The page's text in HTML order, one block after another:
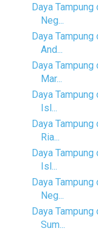
Daya
Neg...
Daya
And...
Daya
Mar...
Daya
Isl...
Daya
Ria...
Daya
Isl...
Daya
Neg...
Daya
Sum...